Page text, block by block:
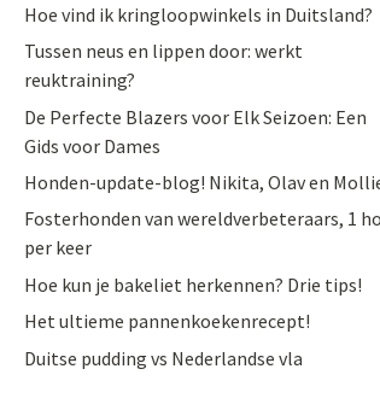
Hoe vind ik kringloopwinkels in Duitsland?
Tussen neus en lippen door: werkt
reuktraining?
De Perfecte Blazers voor Elk Seizoen: Een
Gids voor Dames
Honden-update-blog! Nikita, Olav en
Fosterhonden van wereldverbeteraars, 1
per keer
Hoe kun je bakeliet herkennen? Drie tips!
Het ultieme pannenkoekenrecept!
Duitse pudding vs Nederlandse vla